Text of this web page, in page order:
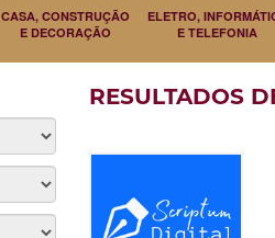
CASA, CONSTRUÇÃO
E DECORAÇÃO
ELETRO,
E TELEFONIA
RESULTADOS